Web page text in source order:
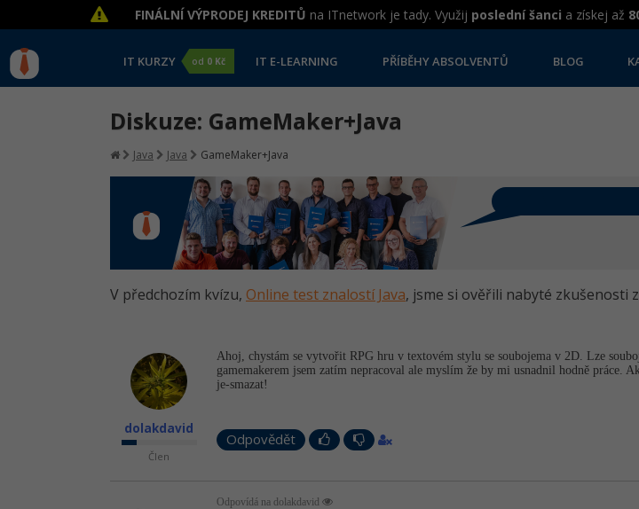
FINÁLNÍ VÝPRODEJ KREDITŮ na ITnetwork je tady. Využij poslední šanci a získej až
IT KURZY od 0 Kč IT E-LEARNING PŘÍBĚHY ABSOLVENTŮ BLOG
Diskuze: GameMaker+Java
Java Java GameMaker+Java
V předchozím kvízu, Online test znalostí Java, jsme si ověřili nabyté zkušenosti
dolakdavid
Člen
Ahoj, chystám se vytvořit RPG hru v textovém stylu se soubojema v 2D. Lze
gamemakerem jsem zatím nepracoval ale myslím že by mi usnadnil hodně
je-smazat!
Odpovědět
Odpovídá na dolakdavid